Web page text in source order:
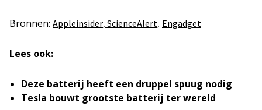
Bronnen: Appleinsider, ScienceAlert, Engadget
Lees ook:
Deze batterij heeft een druppel spuug nodig
Tesla bouwt grootste batterij ter wereld